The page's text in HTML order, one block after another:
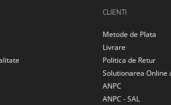
CLIENTI
Metode de Plata
Livrare
Politica de Retur
Solutionarea Online
ANPC
ANPC - SAL